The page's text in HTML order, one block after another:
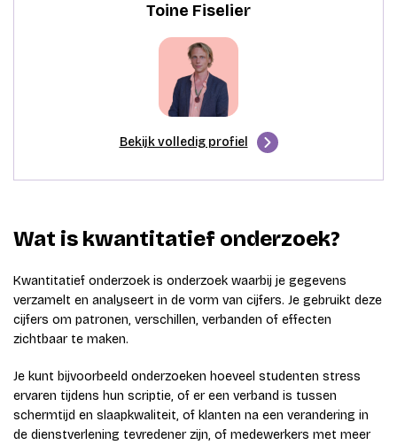
Toine Fiselier
Bekijk volledig profiel
Wat is kwantitatief onderzoek?
Kwantitatief onderzoek is onderzoek waarbij je gegevens
verzamelt en analyseert in de vorm van cijfers. Je gebruikt deze
cijfers om patronen, verschillen, verbanden of effecten
zichtbaar te maken.
Je kunt bijvoorbeeld onderzoeken hoeveel studenten stress
ervaren tijdens hun scriptie, of er een verband is tussen
schermtijd en slaapkwaliteit, of klanten na een verandering in
de dienstverlening tevredener zijn, of medewerkers met meer